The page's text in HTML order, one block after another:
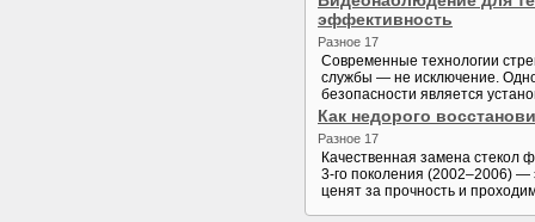
эффективность
Разное 17
Современные технологии
службы — не исключение.
безопасности является
Как недорого
Разное 17
Качественная замена стекол
3-го поколения (2002–2006)
ценят за прочность и